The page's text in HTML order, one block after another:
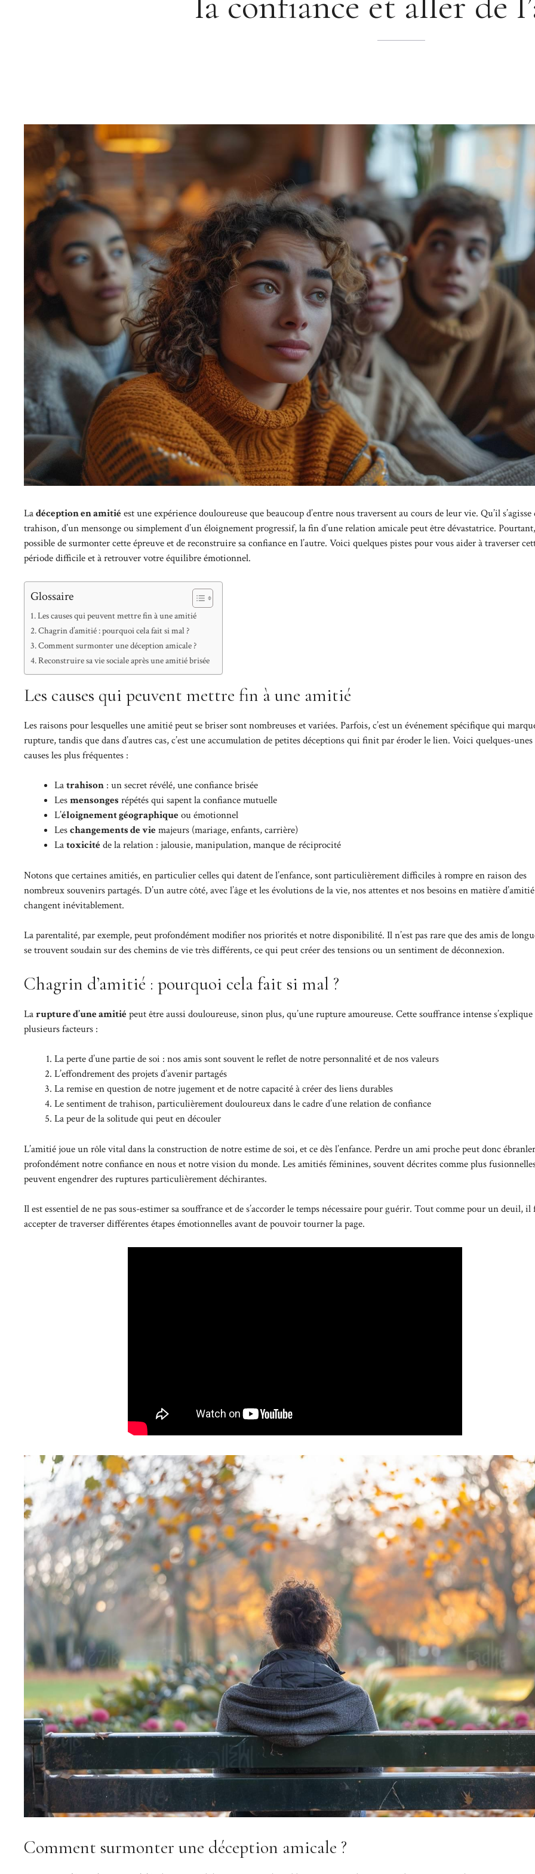
Ladéception en amitiéest une expérience douloureuse que beaucoup d’entre nous traversent au cours de leur vie. Qu’il s’agisse
trahison, d’un mensonge ou simplement d’un éloignement progressif, la fin d’une relation amicale peut être dévastatrice.
possible de surmonter cette épreuve et de reconstruire sa confiance en l’autre. Voici quelques pistes pour vous aider à traverser
période difficile et à retrouver votre équilibre émotionnel.
Glossaire
Les causes qui peuvent mettre fin à une amitié
Chagrin d’amitié : pourquoi cela fait si mal ?
Comment surmonter une déception amicale ?
Reconstruire sa vie sociale après une amitié brisée
Les causes qui peuvent mettre fin à une amitié
Les raisons pour lesquelles une amitié peut se briser sont nombreuses et variées. Parfois, c’est un événement spécifique qui
rupture, tandis que dans d’autres cas, c’est une accumulation de petites déceptions qui finit par éroder le lien. Voici quelques-unes
causes les plus fréquentes :
Latrahison : un secret révélé, une confiance brisée
Lesmensonges répétés qui sapent la confiance mutuelle
L’éloignement géographiqueou émotionnel
Leschangements de viemajeurs (mariage, enfants, carrière)
Latoxicitéde la relation : jalousie, manipulation, manque de réciprocité
Notons que certaines amitiés, en particulier celles qui datent de l’enfance, sont particulièrement difficiles à rompre en raison des
nombreux souvenirs partagés. D’un autre côté, avec l’âge et les évolutions de la vie, nos attentes et nos besoins en matière d’amitié
changent inévitablement.
La parentalité, par exemple, peut profondément modifier nos priorités et notre disponibilité. Il n’est pas rare que des amis de
se trouvent soudain sur des chemins de vie très différents, ce qui peut créer des tensions ou un sentiment de déconnexion.
Chagrin d’amitié : pourquoi cela fait si mal ?
Larupture d’une amitiépeut être aussi douloureuse, sinon plus, qu’une rupture amoureuse. Cette souffrance intense s’explique
plusieurs facteurs :
La perte d’une partie de soi : nos amis sont souvent le reflet de notre personnalité et de nos valeurs
L’effondrement des projets d’avenir partagés
La remise en question de notre jugement et de notre capacité à créer des liens durables
Le sentiment de trahison, particulièrement douloureux dans le cadre d’une relation de confiance
La peur de la solitude qui peut en découler
L’amitié joue un rôle vital dans la construction de notre estime de soi, et ce dès l’enfance. Perdre un ami proche peut donc ébranler
profondément notre confiance en nous et notre vision du monde. Les amitiés féminines, souvent décrites comme plus
peuvent engendrer des ruptures particulièrement déchirantes.
Il est essentiel de ne pas sous-estimer sa souffrance et de s’accorder le temps nécessaire pour guérir. Tout comme pour un deuil, il
accepter de traverser différentes étapes émotionnelles avant de pouvoir tourner la page.
Comment surmonter une déception amicale ?